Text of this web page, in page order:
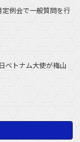
例会で一般質問を行
ベトナム大使が梅山